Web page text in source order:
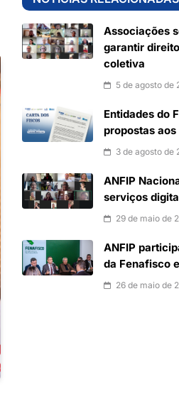
Associações
garantir
coletiva
5 de agosto de
Entidades do
propostas
3 de agosto de
ANFIP
serviços
29 de maio de
ANFIP
da Fenafisco
26 de maio de